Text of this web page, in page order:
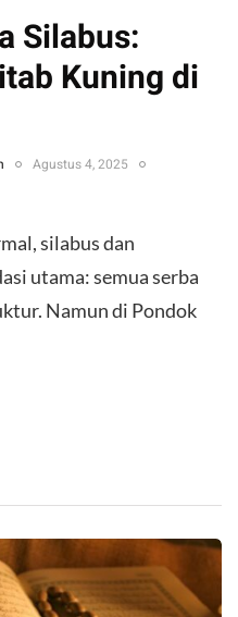
Silabus:
Kuning di
Agustus 4, 2025
silabus dan
utama: semua serba
Namun di Pondok